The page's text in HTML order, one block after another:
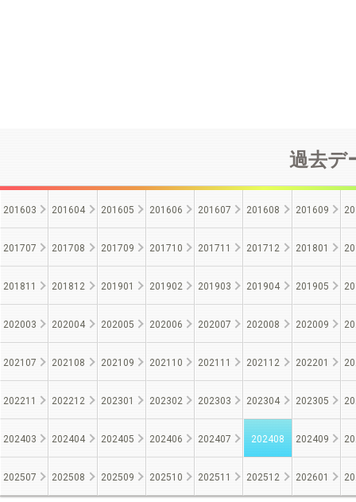
過去デ
201603 201604 201605 201606 201607 201608 201609
201707 201708 201709 201710 201711 201712 201801
201811 201812 201901 201902 201903 201904 201905
202003 202004 202005 202006 202007 202008 202009
202107 202108 202109 202110 202111 202112 202201
202211 202212 202301 202302 202303 202304 202305
202403 202404 202405 202406 202407 202408 202409
202507 202508 202509 202510 202511 202512 202601